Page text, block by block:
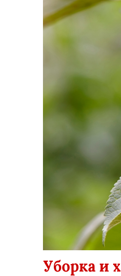
Уборка и